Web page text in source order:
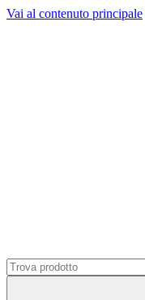
Vai al contenuto principale